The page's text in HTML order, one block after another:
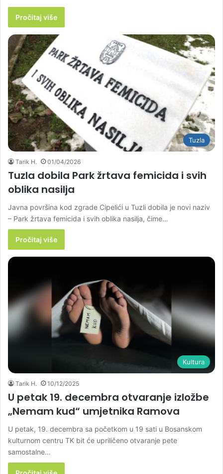
Pročitaj više
Tuzla
Tarik H. 01/04/2026
Tuzla dobila Park žrtava femicida i svih
oblika nasilja
Javna površina kod zgrade Cipelići u Tuzli dobila je novi naziv
– Park žrtava femicida i svih oblika nasilja, čime…
Pročitaj više
Kultura
Tarik H. 10/12/2025
U petak 19. decembra otvaranje izložbe
„Nemam kud“ umjetnika Ramova
U petak, 19. decembra sa početkom u 19 sati u Bosanskom
kulturnom centru TK bit će upriličeno otvaranje pete
samostalne…